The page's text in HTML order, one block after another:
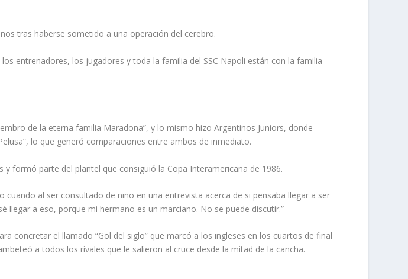
tras haberse sometido a una operación del cerebro.
entrenadores, los jugadores y toda la familia del SSC Napoli están con la familia
de la eterna familia Maradona”, y lo mismo hizo Argentinos Juniors, donde
lo que generó comparaciones entre ambos de inmediato.
formó parte del plantel que consiguió la Copa Interamericana de 1986.
al ser consultado de niño en una entrevista acerca de si pensaba llegar a ser
a eso, porque mi hermano es un marciano. No se puede discutir.”
concretar el llamado “Gol del siglo” que marcó a los ingleses en los cuartos de final
a todos los rivales que le salieron al cruce desde la mitad de la cancha.